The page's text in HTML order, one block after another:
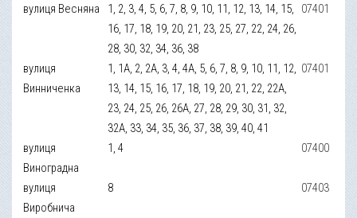
вулиця Весняна
1, 2, 3, 4, 5, 6, 7, 8, 9, 10, 11, 12, 13, 14, 15,
16, 17, 18, 19, 20, 21, 23, 25, 27, 22, 24, 26,
28, 30, 32, 34, 36, 38
07401
вулиця
Винниченка
1, 1А, 2, 2А, 3, 4, 4А, 5, 6, 7, 8, 9, 10, 11, 12,
13, 14, 15, 16, 17, 18, 19, 20, 21, 22, 22А,
23, 24, 25, 26, 26А, 27, 28, 29, 30, 31, 32,
32А, 33, 34, 35, 36, 37, 38, 39, 40, 41
07401
вулиця
Виноградна
1, 4 07400
вулиця
Виробнича
8 07403